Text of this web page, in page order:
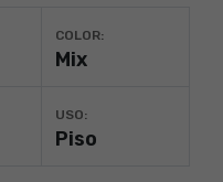
COLOR:
Mix
USO:
Piso